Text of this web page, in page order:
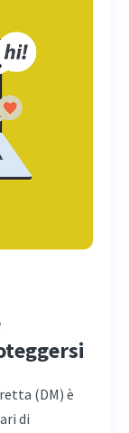
(DM) è
di